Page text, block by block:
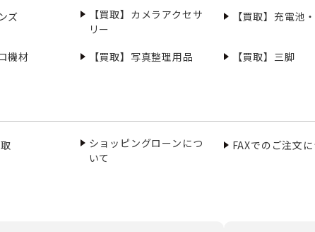
ズ
【買取】カメラアクセサ
リー
【買取】充電池
機材 【買取】写真整理用品 【買取】三脚
ショッピングローンにつ
いて
FAXでのご注文